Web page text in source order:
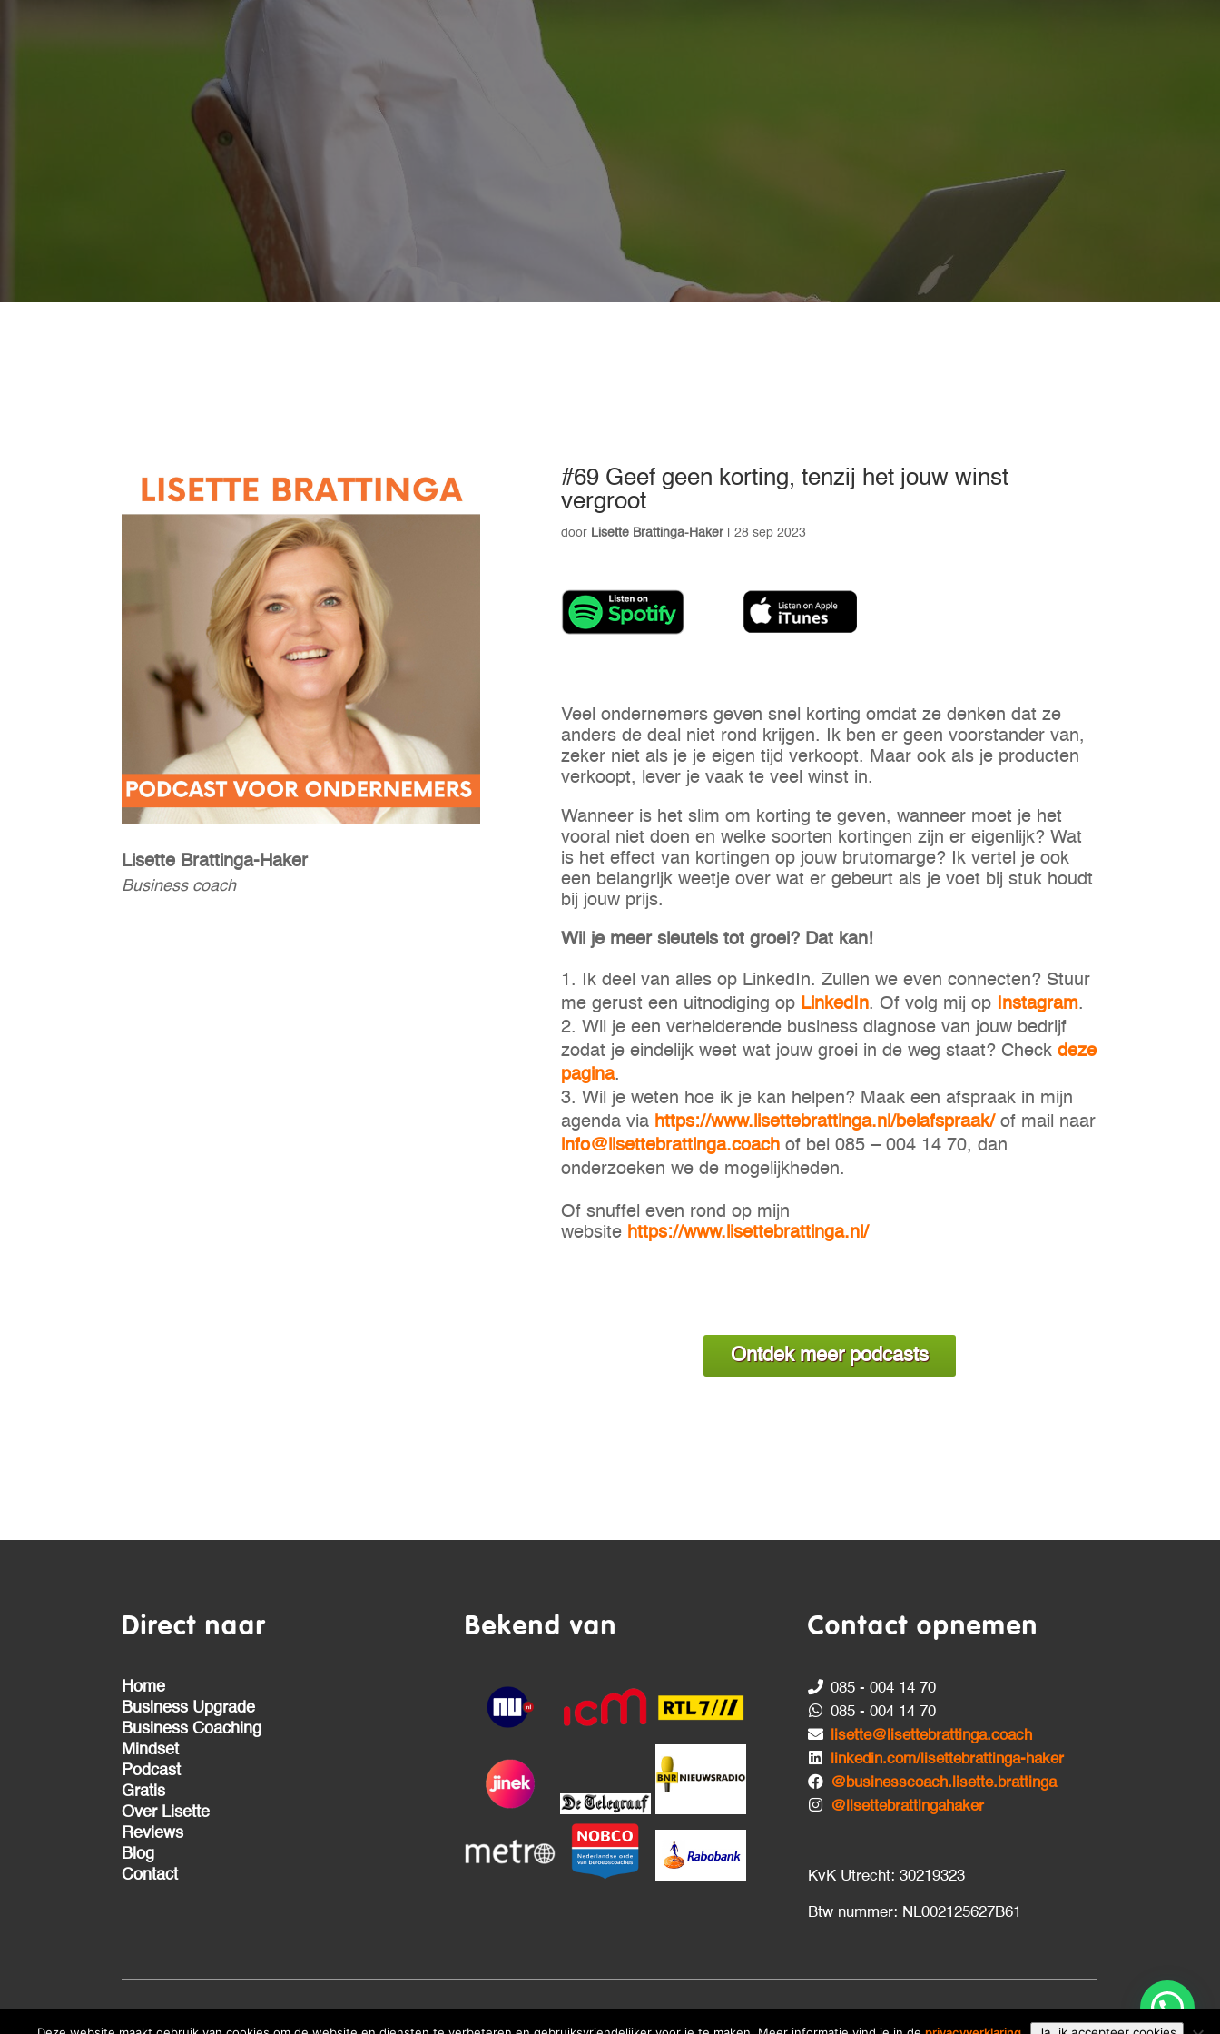
Lisette Brattinga-Haker
Business coach
#69 Geef geen korting, tenzij het jouw winst
vergroot
door Lisette Brattinga-Haker |28 sep 2023
Veel ondernemers geven snel korting omdat ze denken dat ze
anders de deal niet rond krijgen. Ik ben er geen voorstander van,
zeker niet als je je eigen tijd verkoopt. Maar ook als je producten
verkoopt, lever je vaak te veel winst in.
Wanneer is het slim om korting te geven, wanneer moet je het
vooral niet doen en welke soorten kortingen zijn er eigenlijk? Wat
is het effect van kortingen op jouw brutomarge? Ik vertel je ook
een belangrijk weetje over wat er gebeurt als je voet bij stuk houdt
bij jouw prijs.
Wil je meer sleutels tot groei? Dat kan!
Ik deel van alles op LinkedIn. Zullen we even connecten? Stuur
me gerust een uitnodiging op LinkedIn. Of volg mij op Instagram.
Wil je een verhelderende business diagnose van jouw bedrijf
zodat je eindelijk weet wat jouw groei in de weg staat? Checkdeze
pagina.
Wil je weten hoe ik je kan helpen? Maak een afspraak in mijn
agenda via https://www.lisettebrattinga.nl/belafspraak/of mail naar
info@lisettebrattinga.coach of bel 085 – 004 14 70, dan
onderzoeken we de mogelijkheden.
Of snuffel even rond op mijn
website https://www.lisettebrattinga.nl/
Ontdek meer podcasts
Direct naar
Home
Business Upgrade
Business Coaching
Mindset
Podcast
Gratis
Over Lisette
Reviews
Blog
Contact
Bekend van Contact opnemen
085 - 004 14 70
085 - 004 14 70
lisette@lisettebrattinga.coach
linkedin.com/lisettebrattinga-haker
@businesscoach.lisette.brattinga
@lisettebrattingahaker
KvK Utrecht: 30219323
Btw nummer: NL002125627B61